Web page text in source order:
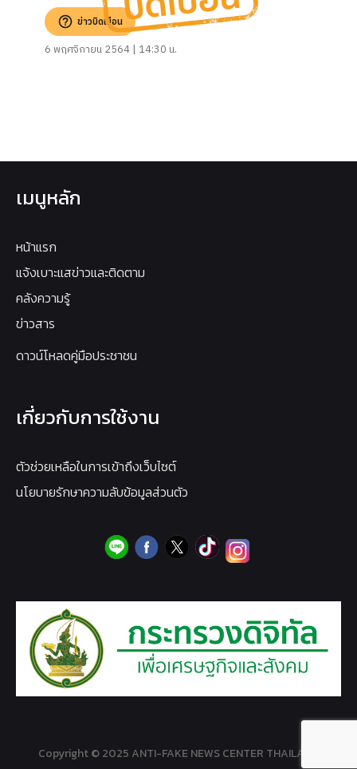
ข่าวบิดเบือน
6 พฤศจิกายน 2564 | 14:30 น.
เมนูหลัก
หน้าแรก
แจ้งเบาะแสข่าวและติดตาม
คลังความรู้
ข่าวสาร
ดาวน์โหลดคู่มือประชาชน
เกี่ยวกับการใช้งาน
ตัวช่วยเหลือในการเข้าถึงเว็บไซต์
นโยบายรักษาความลับข้อมูลส่วนตัว
Copyright © 2025 ANTI-FAKE NEWS CENTER THAILAND